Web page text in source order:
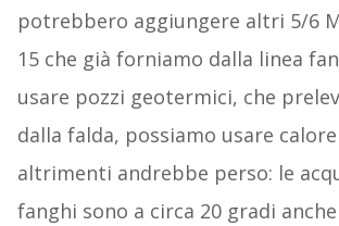
potrebbero aggiungere altri 5/6
15 che già forniamo dalla linea
usare pozzi geotermici, che
dalla falda, possiamo usare
altrimenti andrebbe perso: le
fanghi sono a circa 20 gradi